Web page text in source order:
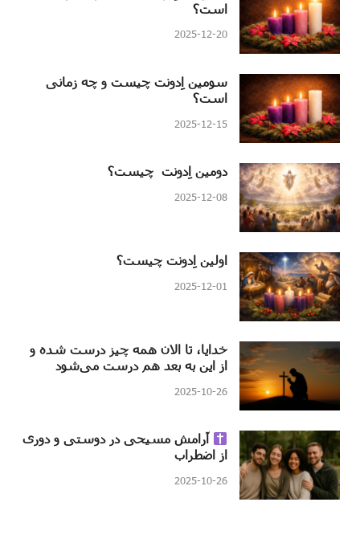
است؟
2025-12-20
سومین اِدونت چیست و چه زمانی
است؟
2025-12-15
دومین اِدونت چیست؟
2025-12-08
اولین اِدونت چیست؟
2025-12-01
خدایا، تا الان همه چیز درست شده و
از این به بعد هم درست می‌شود
2025-10-26
آرامش مسیحی در دوستی و دوری
از اضطراب
2025-10-26